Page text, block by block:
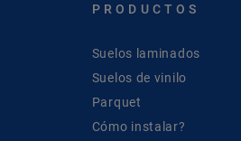
PRODUCTOS
Suelos laminados
Suelos de vinilo
Parquet
Cómo instalar?